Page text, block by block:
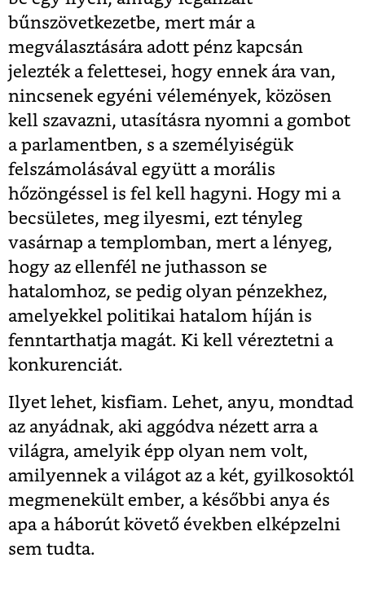
bűnszövetkezetbe, mert már a
megválasztására adott pénz kapcsán
jelezték a felettesei, hogy ennek ára van,
nincsenek egyéni vélemények, közösen
kell szavazni, utasításra nyomni a gombot
a parlamentben, s a személyiségük
felszámolásával együtt a morális
hőzöngéssel is fel kell hagyni. Hogy mi a
becsületes, meg ilyesmi, ezt tényleg
vasárnap a templomban, mert a lényeg,
hogy az ellenfél ne juthasson se
hatalomhoz, se pedig olyan pénzekhez,
amelyekkel politikai hatalom híján is
fenntarthatja magát. Ki kell véreztetni a
konkurenciát.
Ilyet lehet, kisfiam. Lehet, anyu, mondtad
az anyádnak, aki aggódva nézett arra a
világra, amelyik épp olyan nem volt,
amilyennek a világot az a két, gyilkosoktól
megmenekült ember, a későbbi anya és
apa a háborút követő években elképzelni
sem tudta.